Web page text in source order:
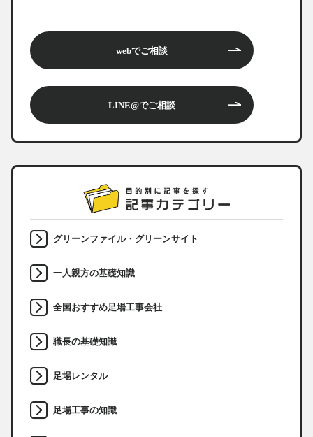
webでご相談
LINE@でご相談
グリーンファイル・グリーンサイト
一人親方の基礎知識
全国おすすめ足場工事会社
職長の基礎知識
足場レンタル
足場工事の知識